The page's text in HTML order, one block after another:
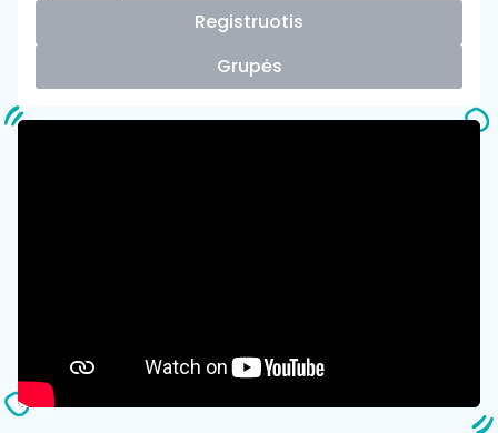
Registruotis
Grupės